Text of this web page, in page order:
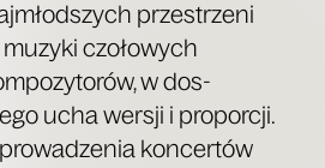
przestrzeni
czołowych
w dos­
ucha wer­sji i pro­por­cji.
kon­certów